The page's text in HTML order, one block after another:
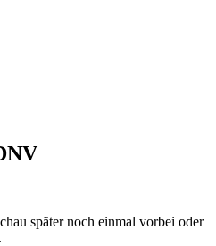
später noch einmal vorbei oder
.